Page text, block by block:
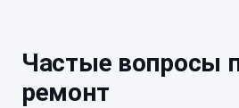
Частые вопросы
ремонт